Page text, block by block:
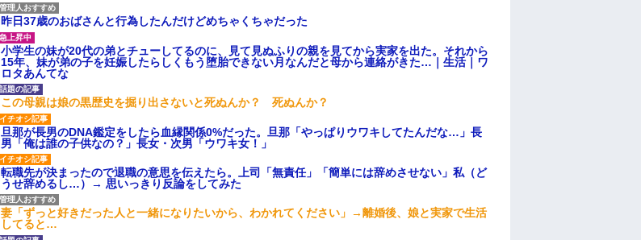
昨日37歳のおばさんと行為したんだけどめちゃくちゃだった
小学生の妹が20代の弟とチューしてるのに、見て見ぬふりの親を見てから実家を出た。それから
15年、妹が弟の子を妊娠したらしくもう堕胎できない月なんだと母から連絡がきた…｜生活｜ワ
ロタあんてな
この母親は娘の黒歴史を掘り出さないと死ぬんか？ 死ぬんか？
旦那が長男のDNA鑑定をしたら血縁関係0%だった。旦那「やっぱりウワキしてたんだな…」長
男「俺は誰の子供なの？」長女・次男「ウワキ女！」
転職先が決まったので退職の意思を伝えたら。上司「無責任」「簡単には辞めさせない」私（ど
うせ辞めるし…）→ 思いっきり反論をしてみた
妻「ずっと好きだった人と一緒になりたいから、わかれてください」→離婚後、娘と実家で生活
してると…